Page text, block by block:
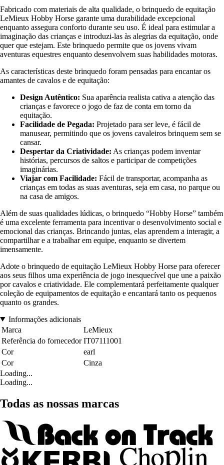
Fabricado com materiais de alta qualidade, o brinquedo de equitação
LeMieux Hobby Horse garante uma durabilidade excepcional
enquanto assegura conforto durante seu uso. É ideal para estimular a
imaginação das crianças e introduzi-las às alegrias da equitação, onde
quer que estejam. Este brinquedo permite que os jovens vivam
aventuras equestres enquanto desenvolvem suas habilidades motoras.
As características deste brinquedo foram pensadas para encantar os
amantes de cavalos e de equitação:
Design Autêntico: Sua aparência realista cativa a atenção das
crianças e favorece o jogo de faz de conta em torno da
equitação.
Facilidade de Pegada: Projetado para ser leve, é fácil de
manusear, permitindo que os jovens cavaleiros brinquem sem se
cansar.
Despertar da Criatividade: As crianças podem inventar
histórias, percursos de saltos e participar de competições
imaginárias.
Viajar com Facilidade: Fácil de transportar, acompanha as
crianças em todas as suas aventuras, seja em casa, no parque ou
na casa de amigos.
Além de suas qualidades lúdicas, o brinquedo “Hobby Horse” também
é uma excelente ferramenta para incentivar o desenvolvimento social e
emocional das crianças. Brincando juntas, elas aprendem a interagir, a
compartilhar e a trabalhar em equipe, enquanto se divertem
imensamente.
Adote o brinquedo de equitação LeMieux Hobby Horse para oferecer
aos seus filhos uma experiência de jogo inesquecível que une a paixão
por cavalos e criatividade. Ele complementará perfeitamente qualquer
coleção de equipamentos de equitação e encantará tanto os pequenos
quanto os grandes.
Informações adicionais
Marca
LeMieux
Referência do fornecedor IT07111001
Cor
earl
Cor
Cinza
Loading...
Loading...
Todas as nossas marcas